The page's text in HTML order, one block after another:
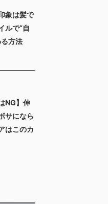
象は髪で
ルで“自
方法
NG】伸
サになら
はこのカ